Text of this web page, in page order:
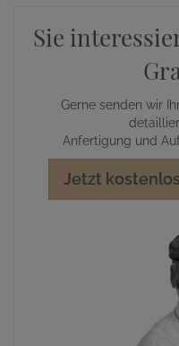
Sie
Gerne senden wir
Anfertigung und
Jetzt